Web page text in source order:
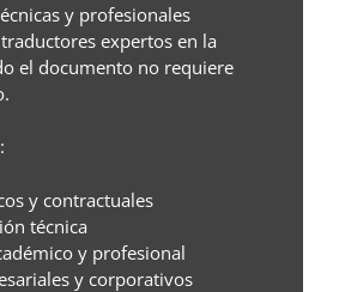
y profesionales
expertos en la
el documento no requiere
y contractuales
técnica
y profesional
y corporativos